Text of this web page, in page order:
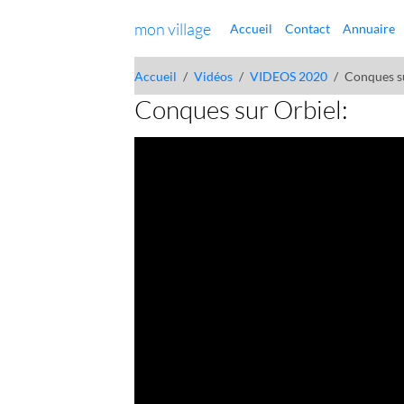
mon village Accueil Contact Annuaire
Accueil Vidéos VIDEOS 2020 Conques
Conques sur Orbiel: